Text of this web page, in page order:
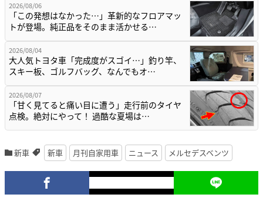
2026/08/06
「この発想はなかった…」革新的なフロアマッ
トが登場。純正品をそのまま活かせる…
2026/08/04
大人気トヨタ車「完成度がスゴイ…」釣り竿、
スキー板、ゴルフバッグ、なんでもオ…
2026/08/07
「甘く見てると痛い目に遭う」走行前のタイヤ
点検。絶対にやって！ 過酷な夏場は…
新車 新車 月刊自家用車 ニュース メルセデスベンツ